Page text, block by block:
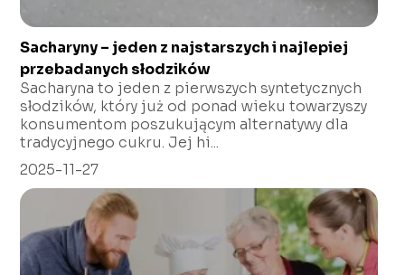
Sacharyny – jeden z najstarszych i najlepiej
przebadanych słodzików
Sacharyna to jeden z pierwszych syntetycznych
słodzików, który już od ponad wieku towarzyszy
konsumentom poszukującym alternatywy dla
tradycyjnego cukru. Jej hi...
2025-11-27